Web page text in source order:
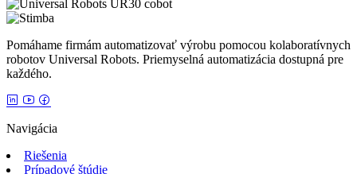
Pomáhame firmám automatizovať výrobu pomocou kolaboratívnych
robotov Universal Robots. Priemyselná automatizácia dostupná pre
každého.
Navigácia
Riešenia
Prípadové štúdie